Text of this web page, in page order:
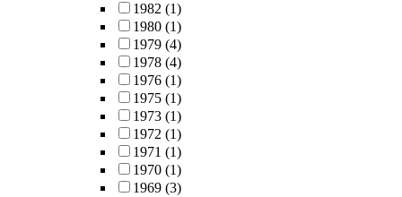
1982 (1)
1980 (1)
1979 (4)
1978 (4)
1976 (1)
1975 (1)
1973 (1)
1972 (1)
1971 (1)
1970 (1)
1969 (3)